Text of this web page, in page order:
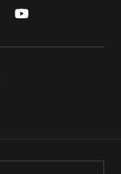
youtube